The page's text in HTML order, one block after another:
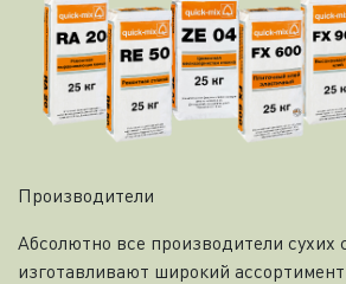
Производители
Абсолютно все производители сухих
изготавливают широкий